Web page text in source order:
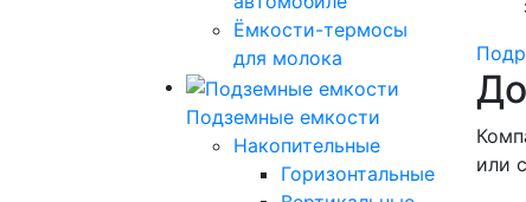
Ёмкости-термосы
для молока
Подземные емкости
Накопительные
Горизонтальные
или